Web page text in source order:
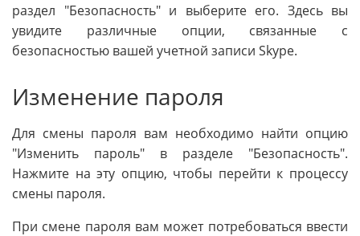
раздел "Безопасность" и выберите его. Здесь вы
увидите различные опции, связанные с
безопасностью вашей учетной записи Skype.
Изменение пароля
Для смены пароля вам необходимо найти опцию
"Изменить пароль" в разделе "Безопасность".
Нажмите на эту опцию, чтобы перейти к процессу
смены пароля.
При смене пароля вам может потребоваться ввести